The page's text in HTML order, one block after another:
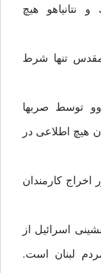
نتانياهو هيچ
تنها شرط
توسط صربها
هيچ اطلاعى در
اخراج كارمندان
اسرائيل از
لبنان است.